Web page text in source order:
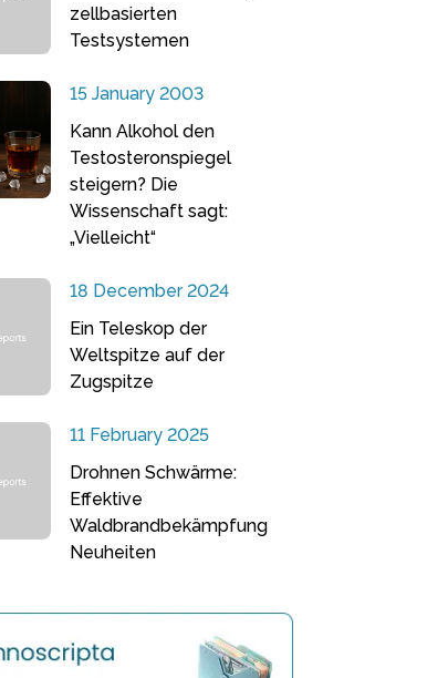
zellbasierten
Testsystemen
15 January 2003
Kann Alkohol den
Testosteronspiegel
steigern? Die
Wissenschaft sagt:
„Vielleicht“
18 December 2024
Ein Teleskop der
Weltspitze auf der
Zugspitze
11 February 2025
Drohnen Schwärme:
Effektive
Waldbrandbekämpfung
Neuheiten